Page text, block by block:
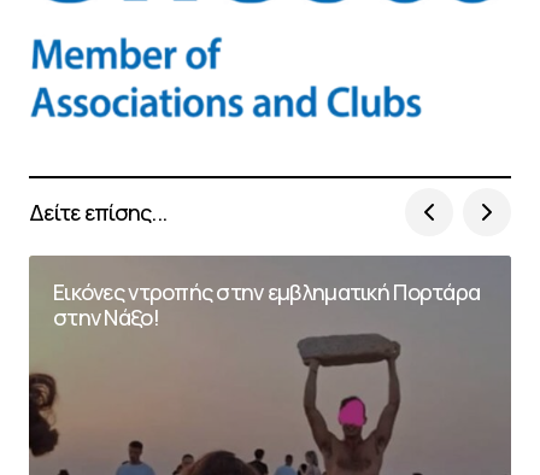
Δείτε επίσης...
Εικόνες ντροπής στην εμβληματική Πορτάρα
στην Νάξο!